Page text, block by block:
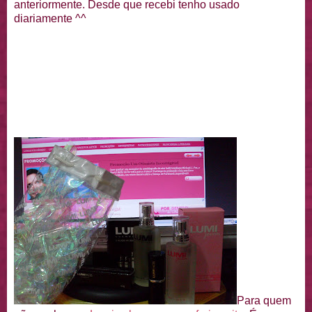
anteriormente. Desde que recebi tenho usado
diariamente ^^
Para quem